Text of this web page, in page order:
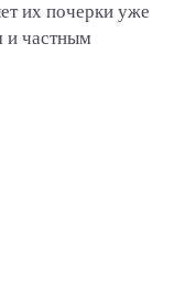
их почерки уже
и частным